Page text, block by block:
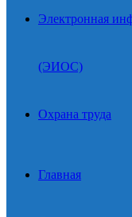
Электронная
(ЭИОС)
Охрана труда
Главная